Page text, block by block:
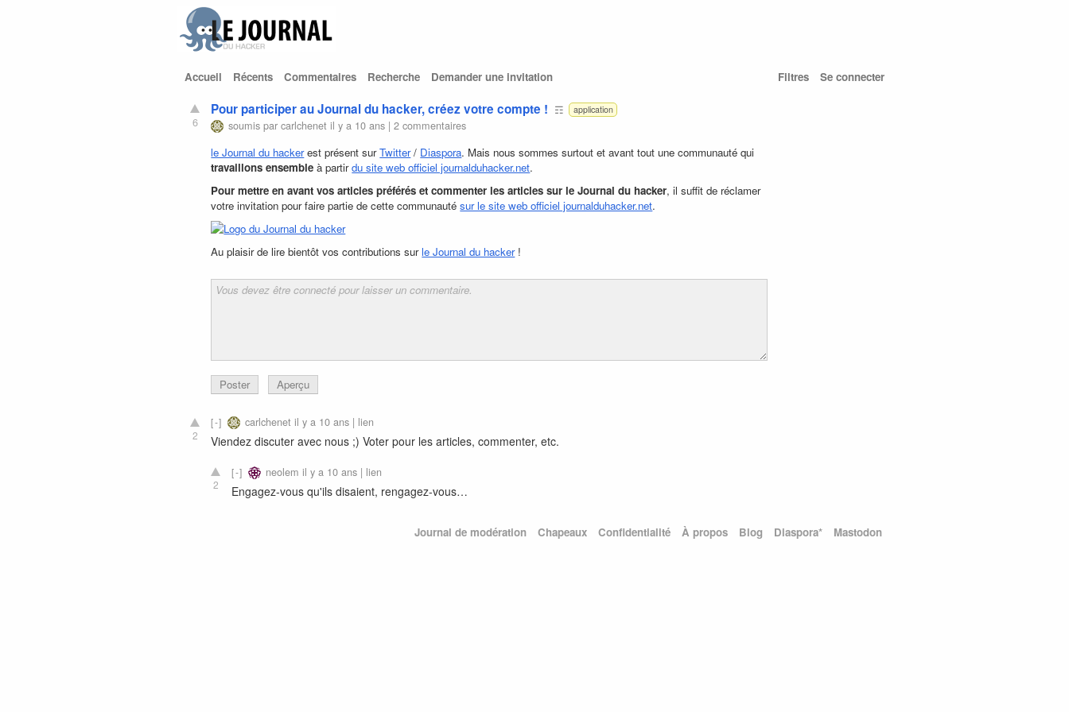
Accueil Récents Commentaires Recherche Demander une invitation Filtres Se connecter
6
Pour participer au Journal du hacker, créez votre compte ! ☶ application
soumis parcarlchenet il y a 10 ans |2 commentaires
le Journal du hackerest présent surTwitter/ Diaspora. Mais nous sommes surtout et avant tout une communauté qui
travaillons ensemble à partirdu site web officiel journalduhacker.net.
Pour mettre en avant vos articles préférés et commenter les articles sur le Journal du hacker, il suffit de réclamer
votre invitation pour faire partie de cette communautésur le site web officiel journalduhacker.net.
Au plaisir de lire bientôt vos contributions sur le Journal du hacker!
Poster Aperçu
2
carlchenet il y a 10 ans | lien
Viendez discuter avec nous ;) Voter pour les articles, commenter, etc.
2
neolem il y a 10 ans | lien
Engagez-vous qu'ils disaient, rengagez-vous…
Journal de modération Chapeaux Confidentialité À propos Blog Diaspora* Mastodon